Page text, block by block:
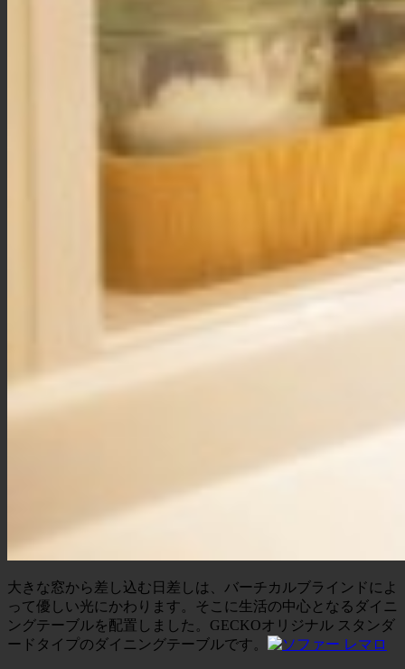
大きな窓から差し込む日差しは、バーチカルブラインドによ
って優しい光にかわります。そこに生活の中心となるダイニ
ングテーブルを配置しました。GECKOオリジナル スタンダ
ードタイプのダイニングテーブルです。